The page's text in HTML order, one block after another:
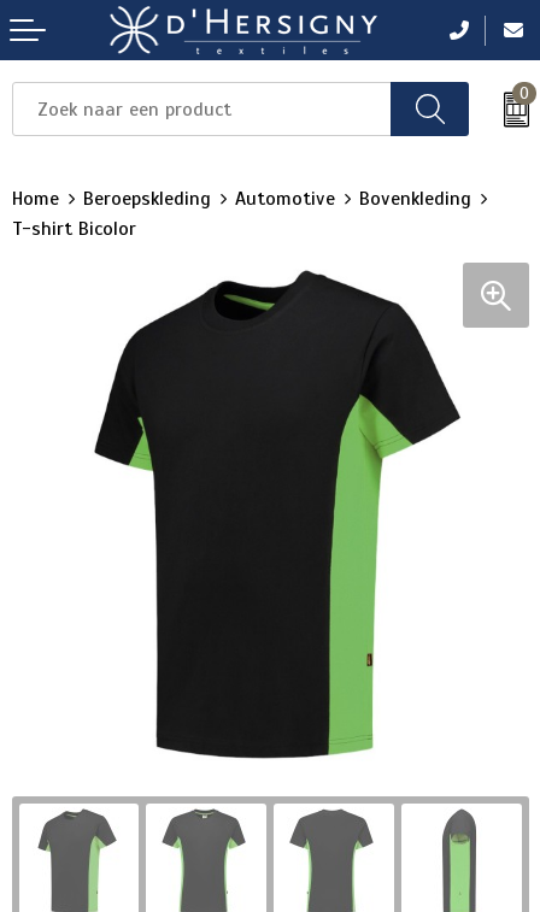
0
Home Beroepskleding Automotive
Bovenkleding
T-shirt Bicolor